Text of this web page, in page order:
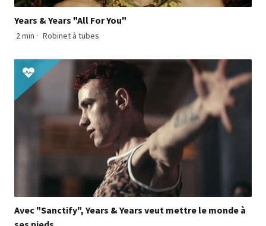
Years & Years "All For You"
2 min · Robinet à tubes
Avec "Sanctify", Years & Years veut mettre le monde à